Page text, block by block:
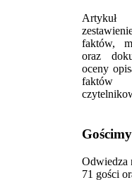
Artykuł
faktów,
oraz
oceny
faktów
Gościmy
Odwiedza
71 gości